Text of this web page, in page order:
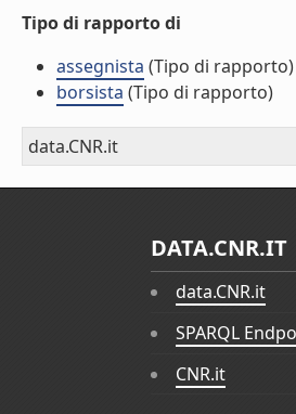
Tipo di rapporto di
assegnista (Tipo di rapporto)
borsista (Tipo di rapporto)
data.CNR.it
DATA.CNR.IT
data.CNR.it
SPARQL
CNR.it